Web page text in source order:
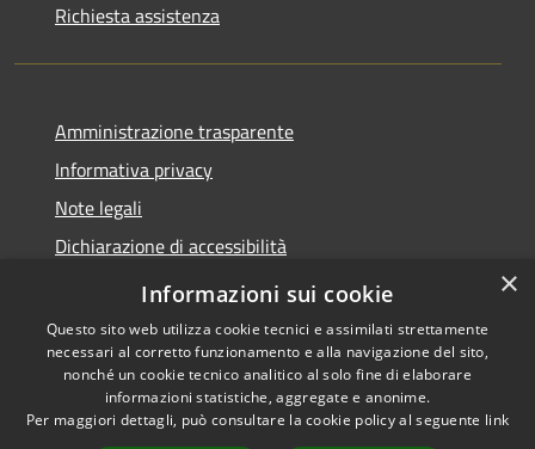
Richiesta assistenza
Amministrazione trasparente
Informativa privacy
Note legali
Dichiarazione di accessibilità
Dichiarazione di accessibilità APP Municipium
Accessibilità
Copyright © 2026 • Comune di
Besana in Brianza • Powered
×
Informazioni sui cookie
Questo sito web utilizza cookie tecnici e assimilati strettamente
necessari al corretto funzionamento e alla navigazione del sito,
nonché un cookie tecnico analitico al solo fine di elaborare
informazioni statistiche, aggregate e anonime.
Per maggiori dettagli, può consultare la cookie policy al seguente link